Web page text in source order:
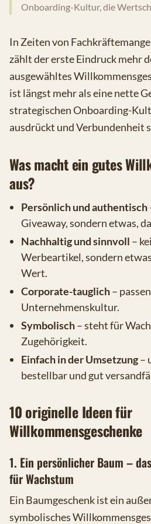
Onboarding-Kultur, die
In Zeiten von
zählt der erste Eindruck mehr
ausgewähltes
ist längst mehr als eine nette
strategischen Onboarding-
ausdrückt und Verbundenheit
Was macht ein gutes
aus?
Persönlich und authentisch
Giveaway, sondern etwas,
Nachhaltig und sinnvoll –
Werbeartikel, sondern
Wert.
Corporate-tauglich–
Unternehmenskultur.
Symbolisch– steht für
Zugehörigkeit.
Einfach in der Umsetzung–
bestellbar und gut
10 originelle Ideen für
Willkommensgeschenke
1. Ein persönlicher Baum –
für Wachstum
Ein Baumgeschenk ist ein
symbolisches